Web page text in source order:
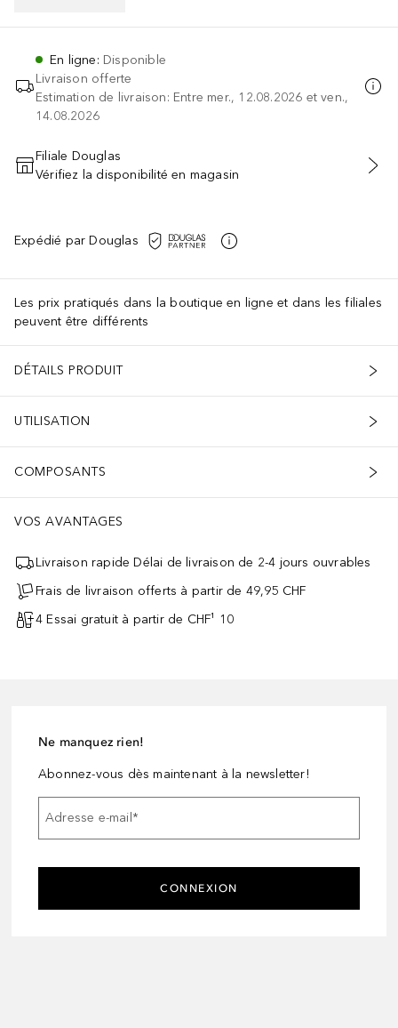
En ligne: Disponible
Livraison offerte
Estimation de livraison: Entre mer., 12.08.2026 et ven.,
14.08.2026
AJOUTER AU PANIER
Filiale Douglas
Vérifiez la disponibilité en magasin
Expédié par Douglas
Les prix pratiqués dans la boutique en ligne et dans les filiales
peuvent être différents
DÉTAILS PRODUIT
UTILISATION
COMPOSANTS
VOS AVANTAGES
Livraison rapide Délai de livraison de 2-4 jours ouvrables
Frais de livraison offerts à partir de 49,95 CHF
4 Essai gratuit à partir de CHF¹ 10
Ne manquez rien!
Abonnez-vous dès maintenant à la newsletter!
Adresse e-mail*
CONNEXION